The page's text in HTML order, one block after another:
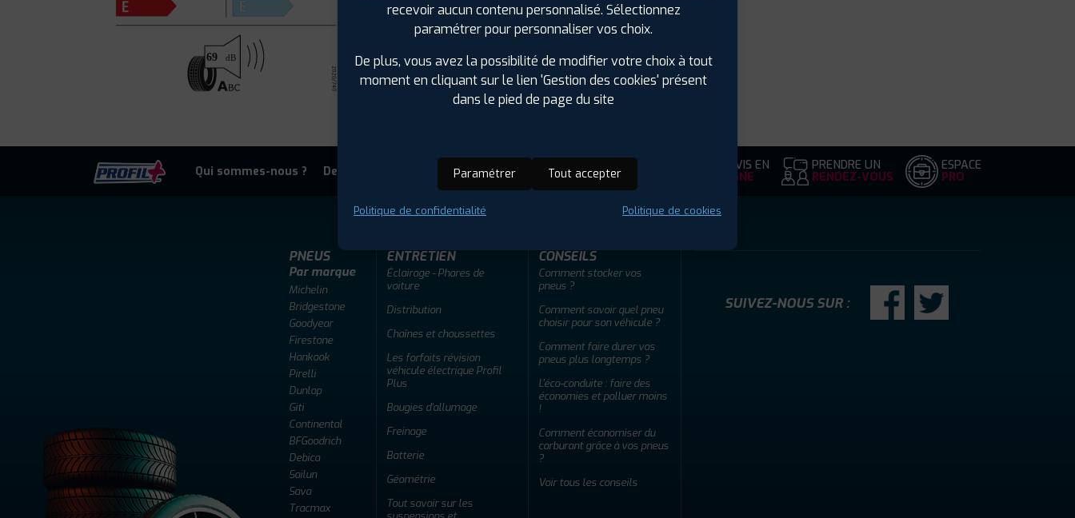
Qui sommes-nous ? Devenir adherent Offres d'emploi FAQ DEVIS EN
LIGNE
PRENDRE UN
RENDEZ-VOUS
ESPACE
PRO
PNEUS
Par marque
Michelin
Bridgestone
Goodyear
Firestone
Hankook
Pirelli
Dunlop
Giti
Continental
BFGoodrich
Debica
Sailun
Sava
Tracmax
ENTRETIEN
Éclairage - Phares de
voiture
Distribution
Chaînes et chaussettes
Les forfaits révision
véhicule électrique Profil
Plus
Bougies d'allumage
Freinage
Batterie
Géométrie
Tout savoir sur les
CONSEILS
Comment stocker vos
pneus ?
Comment savoir quel pneu
choisir pour son véhicule ?
Comment faire durer vos
pneus plus longtemps ?
L'éco-conduite : faire des
économies et polluer moins
!
Comment économiser du
carburant grâce à vos pneus
?
Voir tous les conseils
SUIVEZ-NOUS SUR :
recevoir aucun contenu personnalisé. Sélectionnez
paramétrer pour personnaliser vos choix.
De plus, vous avez la possibilité de modifier votre choix à tout
moment en cliquant sur le lien 'Gestion des cookies' présent
dans le pied de page du site
Paramétrer Tout accepter
Politique de confidentialité Politique de cookies